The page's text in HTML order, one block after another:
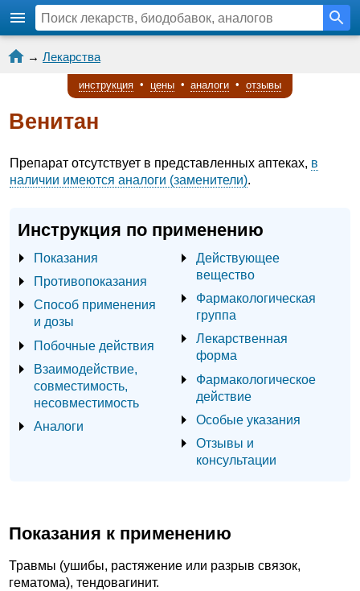
→ Лекарства
инструкция • цены • аналоги • отзывы
Венитан
Препарат отсутствует в представленных аптеках, в
наличии имеются аналоги (заменители).
Инструкция по применению
Показания
Противопоказания
Способ применения
и дозы
Побочные действия
Взаимодействие,
совместимость,
несовместимость
Аналоги
Действующее
вещество
Фармакологическая
группа
Лекарственная
форма
Фармакологическое
действие
Особые указания
Отзывы и
консультации
Показания к применению
Травмы (ушибы, растяжение или разрыв связок,
гематома), тендовагинит.